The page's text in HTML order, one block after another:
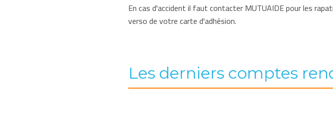
En cas d'accident il faut contacter MUTUAIDE pour les
verso de votre carte d'adhésion.
Les derniers comptes